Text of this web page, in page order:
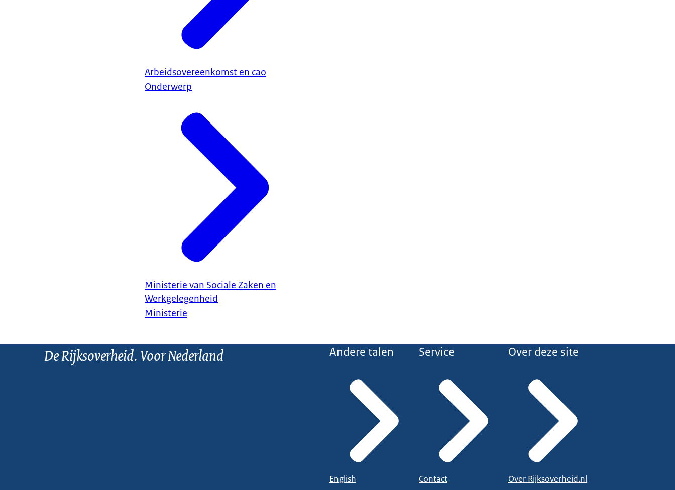
Arbeidsovereenkomst en cao
Onderwerp
Ministerie van Sociale Zaken en
Werkgelegenheid
Ministerie
De Rijksoverheid. Voor Nederland Andere talen
English
Service
Contact
Over deze site
Over Rijksoverheid.nl